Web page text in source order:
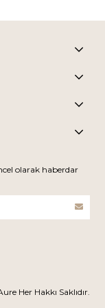
olarak haberdar
Her Hakkı Saklıdır.